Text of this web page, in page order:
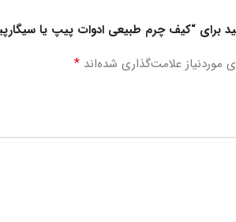
برای “کیف چرم طبیعی ادوات پیپ یا
علامت‌گذاری شده‌اند *